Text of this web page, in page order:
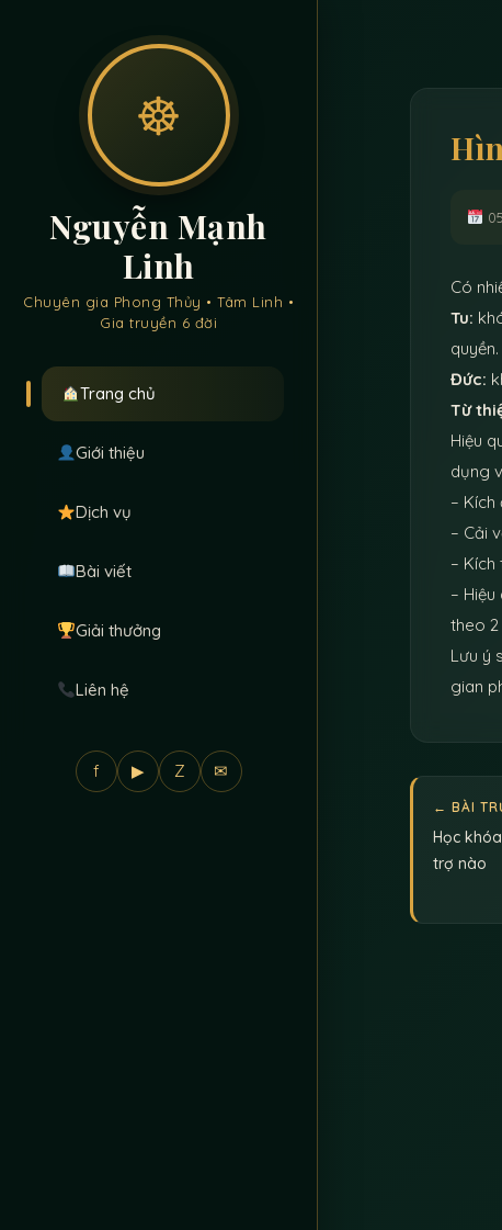
☸
Nguyễn Mạnh
Linh
Chuyên gia Phong Thủy • Tâm Linh •
Gia truyền 6 đời
Trang chủ
Giới thiệu
Dịch vụ
Bài viết
Giải thưởng
Liên hệ
f ▶ Z ✉
Có
Tu:
quyền.
Đức:
Từ
Hiệu
dụng
– Kích
– Cải
–
–
theo 2
Lưu ý
gian
← BÀI
Học
trợ nào